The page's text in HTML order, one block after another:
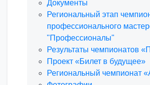
Документы
Региональный этап
профессионального
"Профессионалы"
Результаты чемпионатов
Проект «Билет в будущее»
Региональный чемпионат